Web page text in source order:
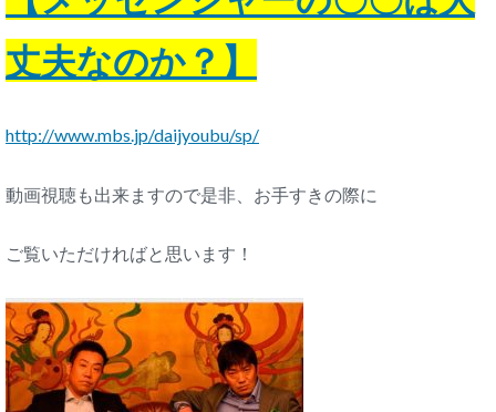
丈夫なのか？】
http://www.mbs.jp/daijyoubu/sp/
動画視聴も出来ますので是非、お手すきの際に
ご覧いただければと思います！